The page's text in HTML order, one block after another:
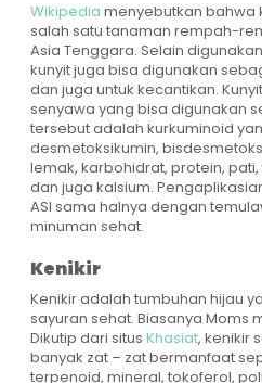
Wikipedia menyebutkan bahwa
salah satu tanaman rempah-
Asia Tenggara. Selain
kunyit juga bisa digunakan
dan juga untuk kecantikan.
senyawa yang bisa digunakan
tersebut adalah kurkuminoid
desmetoksikumin,
lemak, karbohidrat, protein, pati,
dan juga kalsium.
ASI sama halnya dengan
minuman sehat.
Kenikir
Kenikir adalah tumbuhan hijau
sayuran sehat. Biasanya Moms
Dikutip dari situs Khasiat, kenikir
banyak zat – zat bermanfaat
terpenoid, mineral, tokoferol,